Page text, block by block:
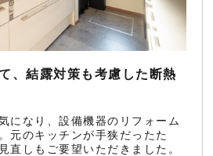
、結露対策も考慮した断熱
になり、設備機器のリフォーム
元のキッチンが手狭だったた
直しもご要望いただきました。